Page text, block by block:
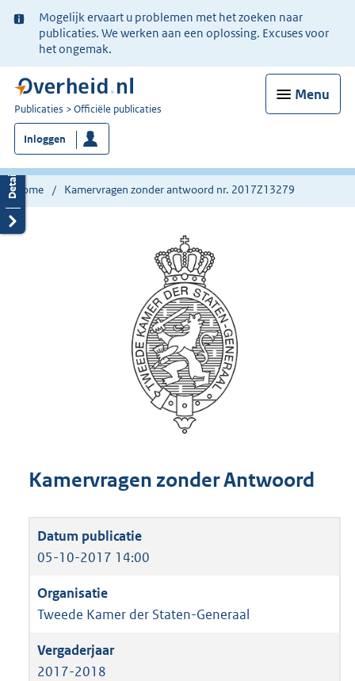
Ter
informatie:
Mogelijk ervaart u problemen met het zoeken naar
publicaties. We werken aan een oplossing. Excuses voor
het ongemak.
Menu
U
bent
nu
hier:
Publicaties Officiële publicaties
Inloggen
Home Kamervragen zonder antwoord nr. 2017Z13279
Kamervragen zonder Antwoord
05-10-2017 14:00
Tweede Kamer der Staten-Generaal
2017-2018